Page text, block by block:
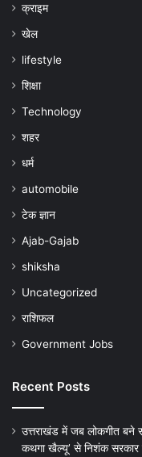
क्राइम
खेल
lifestyle
शिक्षा
Technology
शहर
धर्म
automobile
टेक ज्ञान
Ajab-Gajab
shiksha
Uncategorized
राशिफल
Government Jobs
Recent Posts
उत्तराखंड में जब लोकगीत बने
कथगा खैल्यू’ से निशंक